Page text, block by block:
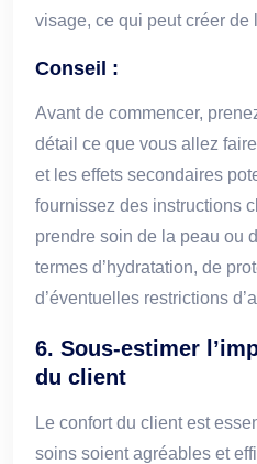
visage, ce qui peut créer de
Conseil :
Avant de commencer,
détail ce que vous allez
et les effets secondaires
fournissez des instructions
prendre soin de la peau ou
termes d’hydratation, de
d’éventuelles restrictions
6. Sous-estimer
du client
Le confort du client est
soins soient agréables et